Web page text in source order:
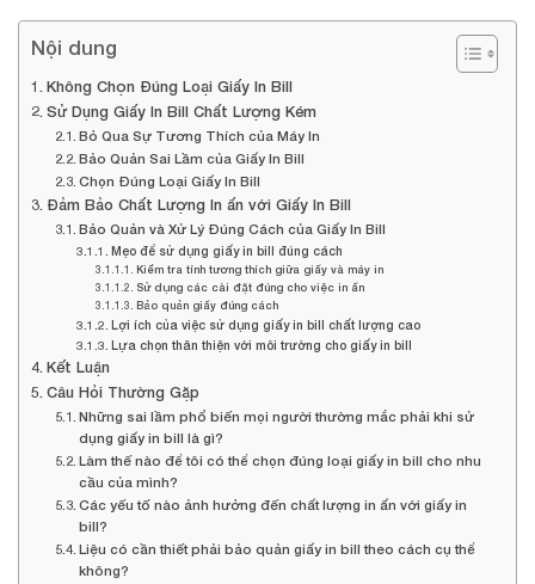
Nội dung
Không Chọn Đúng Loại Giấy In Bill
Sử Dụng Giấy In Bill Chất Lượng Kém
Bỏ Qua Sự Tương Thích của Máy In
Bảo Quản Sai Lầm của Giấy In Bill
Chọn Đúng Loại Giấy In Bill
Đảm Bảo Chất Lượng In ấn với Giấy In Bill
Bảo Quản và Xử Lý Đúng Cách của Giấy In Bill
Mẹo để sử dụng giấy in bill đúng cách
Kiểm tra tính tương thích giữa giấy và máy in
Sử dụng các cài đặt đúng cho việc in ấn
Bảo quản giấy đúng cách
Lợi ích của việc sử dụng giấy in bill chất lượng cao
Lựa chọn thân thiện với môi trường cho giấy in bill
Kết Luận
Câu Hỏi Thường Gặp
Những sai lầm phổ biến mọi người thường mắc phải khi sử
dụng giấy in bill là gì?
Làm thế nào để tôi có thể chọn đúng loại giấy in bill cho nhu
cầu của mình?
Các yếu tố nào ảnh hưởng đến chất lượng in ấn với giấy in
bill?
Liệu có cần thiết phải bảo quản giấy in bill theo cách cụ thể
không?